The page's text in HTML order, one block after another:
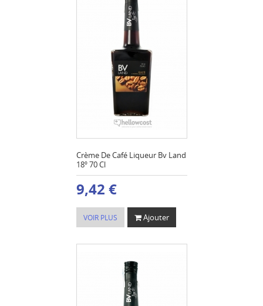
Crème De Café Liqueur Bv Land
18º 70 Cl
9,42 €
VOIR PLUS Ajouter